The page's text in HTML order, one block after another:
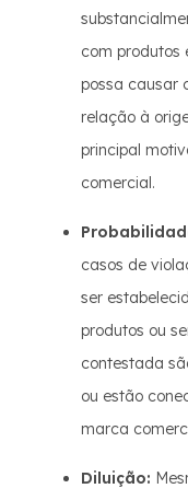
com produtos
possa causar
relação à
principal
comercial.
casos de
ser
produtos ou
contestada
ou estão
marca
Diluição: